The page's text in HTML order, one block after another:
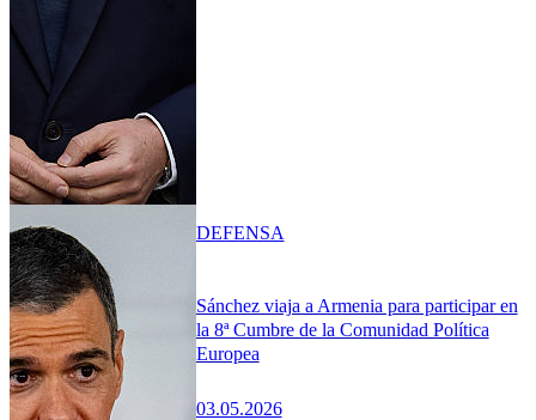
Sánchez viaja a Armenia para participar en
la 8ª Cumbre de la Comunidad Política
Europea
03.05.2026
DEFENSA